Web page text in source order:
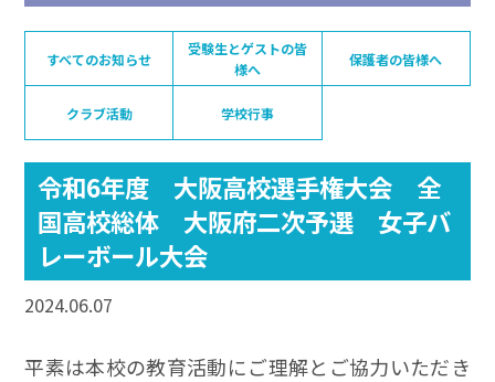
すべてのお知らせ
受験生とゲストの皆
様へ
保護者の皆様へ
クラブ活動 学校行事
令和6年度 大阪高校選手権大会 全
国高校総体 大阪府二次予選 女子バ
レーボール大会
2024.06.07
平素は本校の教育活動にご理解とご協力いただき